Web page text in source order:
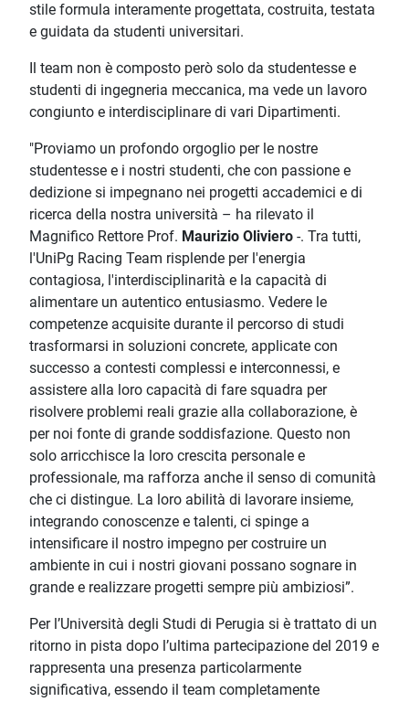
stile formula interamente progettata, costruita, testata
e guidata da studenti universitari.
Il team non è composto però solo da studentesse e
studenti di ingegneria meccanica, ma vede un lavoro
congiunto e interdisciplinare di vari Dipartimenti.
"Proviamo un profondo orgoglio per le nostre
studentesse e i nostri studenti, che con passione e
dedizione si impegnano nei progetti accademici e di
ricerca della nostra università – ha rilevato il
Magnifico Rettore Prof. Maurizio Oliviero -. Tra tutti,
l'UniPg Racing Team risplende per l'energia
contagiosa, l'interdisciplinarità e la capacità di
alimentare un autentico entusiasmo. Vedere le
competenze acquisite durante il percorso di studi
trasformarsi in soluzioni concrete, applicate con
successo a contesti complessi e interconnessi, e
assistere alla loro capacità di fare squadra per
risolvere problemi reali grazie alla collaborazione, è
per noi fonte di grande soddisfazione. Questo non
solo arricchisce la loro crescita personale e
professionale, ma rafforza anche il senso di comunità
che ci distingue. La loro abilità di lavorare insieme,
integrando conoscenze e talenti, ci spinge a
intensificare il nostro impegno per costruire un
ambiente in cui i nostri giovani possano sognare in
grande e realizzare progetti sempre più ambiziosi”.
Per l’Università degli Studi di Perugia si è trattato di un
ritorno in pista dopo l’ultima partecipazione del 2019 e
rappresenta una presenza particolarmente
significativa, essendo il team completamente